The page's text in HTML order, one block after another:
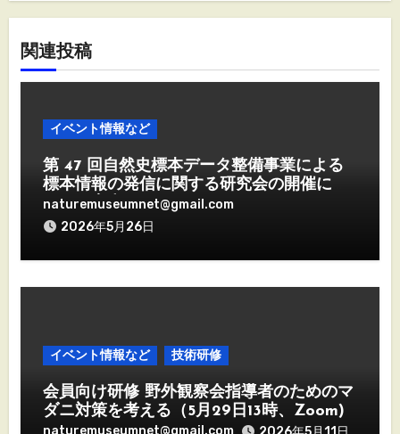
関連投稿
イベント情報など
第 47 回自然史標本データ整備事業による
標本情報の発信に関する研究会の開催につ
いて（案内）
naturemuseumnet@gmail.com
2026年5月26日
イベント情報など 技術研修
会員向け研修 野外観察会指導者のためのマ
ダニ対策を考える（5月29日13時、Zoom)
naturemuseumnet@gmail.com